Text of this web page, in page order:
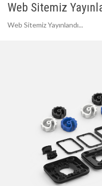
Web Sitemiz
Web Sitemiz Yayınlandı...